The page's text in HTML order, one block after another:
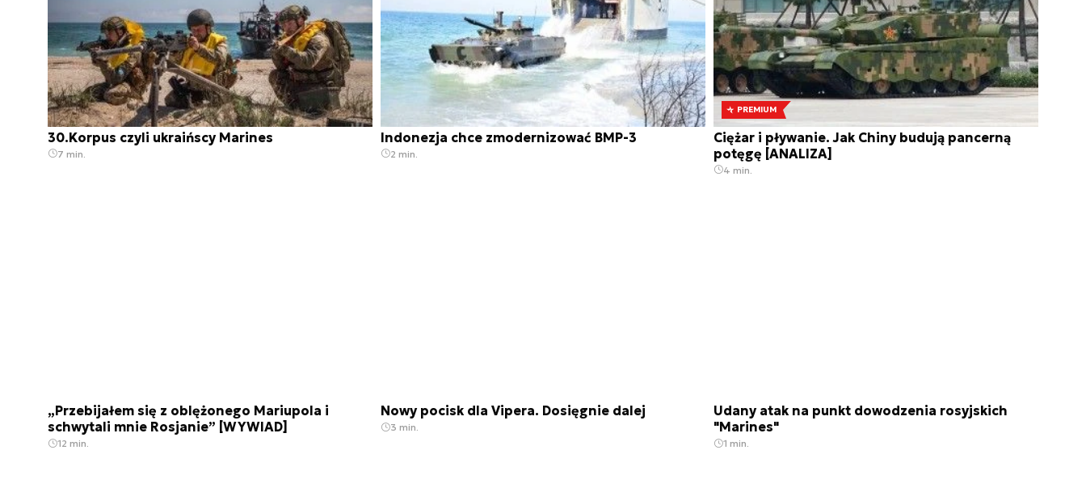
30.Korpus czyli ukraińscy Marines
7 min.
Indonezja chce zmodernizować BMP-3
2 min.
PREMIUM
Ciężar i pływanie. Jak Chiny budują pancerną
potęgę [ANALIZA]
4 min.
„Przebijałem się z oblężonego Mariupola i
schwytali mnie Rosjanie” [WYWIAD]
12 min.
Nowy pocisk dla Vipera. Dosięgnie dalej
3 min.
Udany atak na punkt dowodzenia rosyjskich
"Marines"
1 min.